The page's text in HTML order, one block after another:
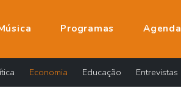
Programas Agenda
Economia Educação Entrevistas